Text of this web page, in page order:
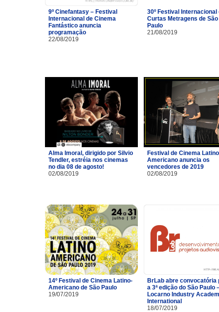
9º Cinefantasy – Festival
Internacional de Cinema
Fantástico anuncia
programação
22/08/2019
30º Festival Internacional
Curtas Metragens de São
Paulo
21/08/2019
Alma Imoral, dirigido por Silvio
Tendler, estréia nos cinemas
no dia 08 de agosto!
02/08/2019
Festival de Cinema
Americano anuncia os
vencedores de 2019
02/08/2019
14º Festival de Cinema Latino-
Americano de São Paulo
19/07/2019
BrLab abre convocatória
a 3ª edição do São Paulo
Locarno Industry
International
18/07/2019